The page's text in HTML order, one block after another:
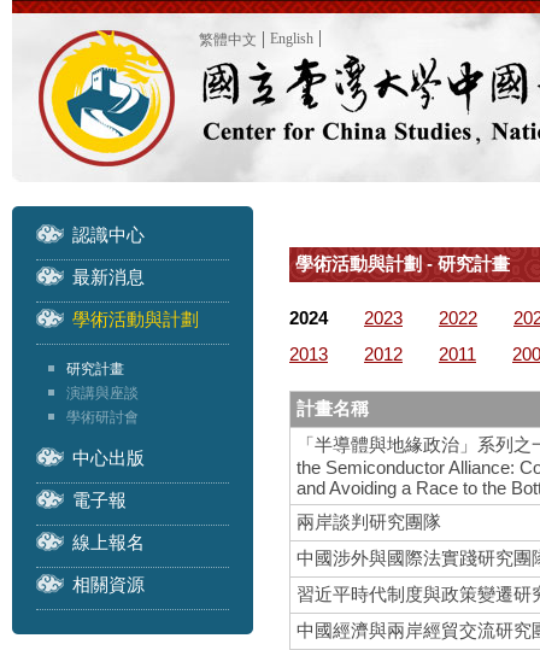
繁體中文 English
認識中心
最新消息
學術活動與計劃
研究計畫
演講與座談
學術研討會
中心出版
電子報
線上報名
相關資源
學術活動與計劃 - 研究計畫
2024 2023 2022
2013
2012 2011
計畫名稱
「半導體與地緣政治」系列
the Semiconductor Alliance:
and Avoiding a Race to the
兩岸談判研究團隊
中國涉外與國際法實踐研究團
習近平時代制度與政策變遷研
中國經濟與兩岸經貿交流研究